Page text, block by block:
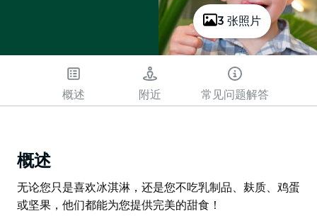
3 张照片
概述 附近 常见问题解答
概述
无论您只是喜欢冰淇淋，还是您不吃乳制品、麸质、鸡蛋
或坚果，他们都能为您提供完美的甜食！